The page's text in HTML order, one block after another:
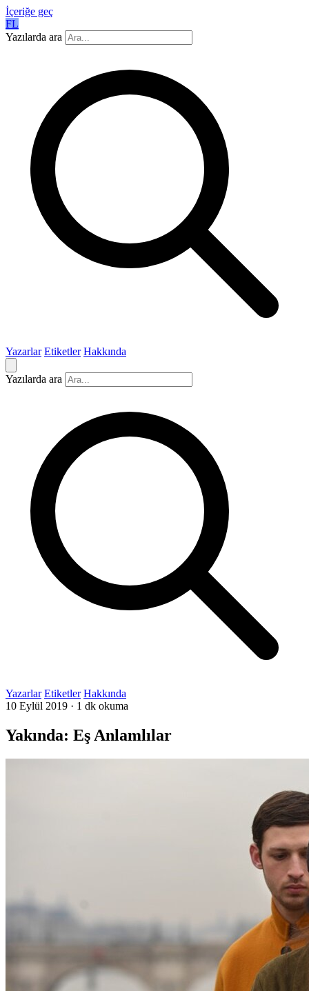
İçeriğe geç
FL
Yazılarda ara
Yazarlar Etiketler Hakkında
Yazılarda ara
Yazarlar Etiketler Hakkında
10 Eylül 2019 · 1 dk okuma
Yakında: Eş Anlamlılar